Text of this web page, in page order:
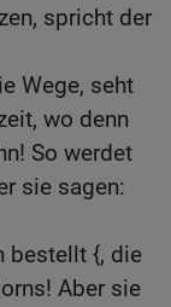
spricht der
Wege, seht
wo denn
So werdet
sie sagen:
bestellt {, die
Aber sie